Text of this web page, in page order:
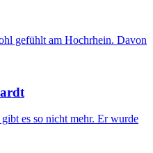
gefühlt am Hochrhein. Davon
es so nicht mehr. Er wurde